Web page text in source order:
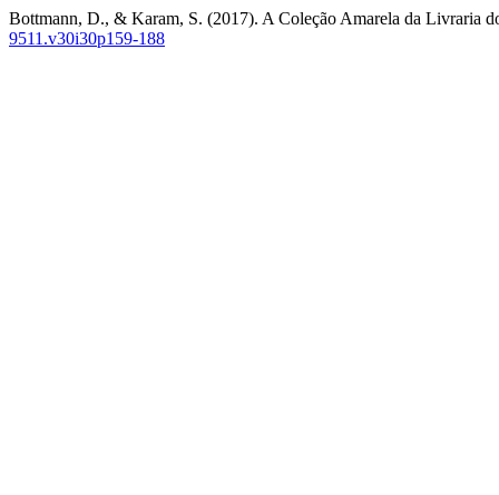
Bottmann, D., & Karam, S. (2017). A Coleção Amarela da Livraria
9511.v30i30p159-188